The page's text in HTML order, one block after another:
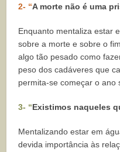
2- “A morte não é uma
Enquanto mentaliza estar
sobre a morte e sobre o
algo tão pesado como
peso dos cadáveres que
permita-se começar o ano
3- “Existimos naqueles
Mentalizando estar em
devida importância às